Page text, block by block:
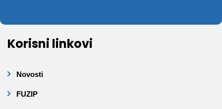
Korisni linkovi
Novosti
FUZIP